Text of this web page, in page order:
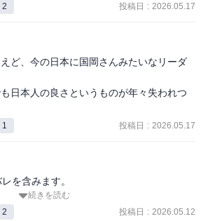
勢がどうなっていくのか、また日本が同
はないかと感じた。日々の政府の言動を
を隠せない。
2 投稿日 : 2026.05.17
ど、今の日本に国岡さんみたいなリーダ
日本人の良さというものが年々失われつ
1 投稿日 : 2026.05.17
を含みます。
や、イラン石油の話。
続きを読む
2 投稿日 : 2026.05.12